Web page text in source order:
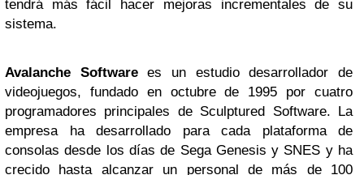
tendrá más fácil hacer mejoras incrementales de su
sistema.
Avalanche Softwarees un estudio desarrollador de
videojuegos, fundado en octubre de 1995 por cuatro
programadores principales de Sculptured Software. La
empresa ha desarrollado para cada plataforma de
consolas desde los días de Sega Genesis y SNES y ha
crecido hasta alcanzar un personal de más de 100